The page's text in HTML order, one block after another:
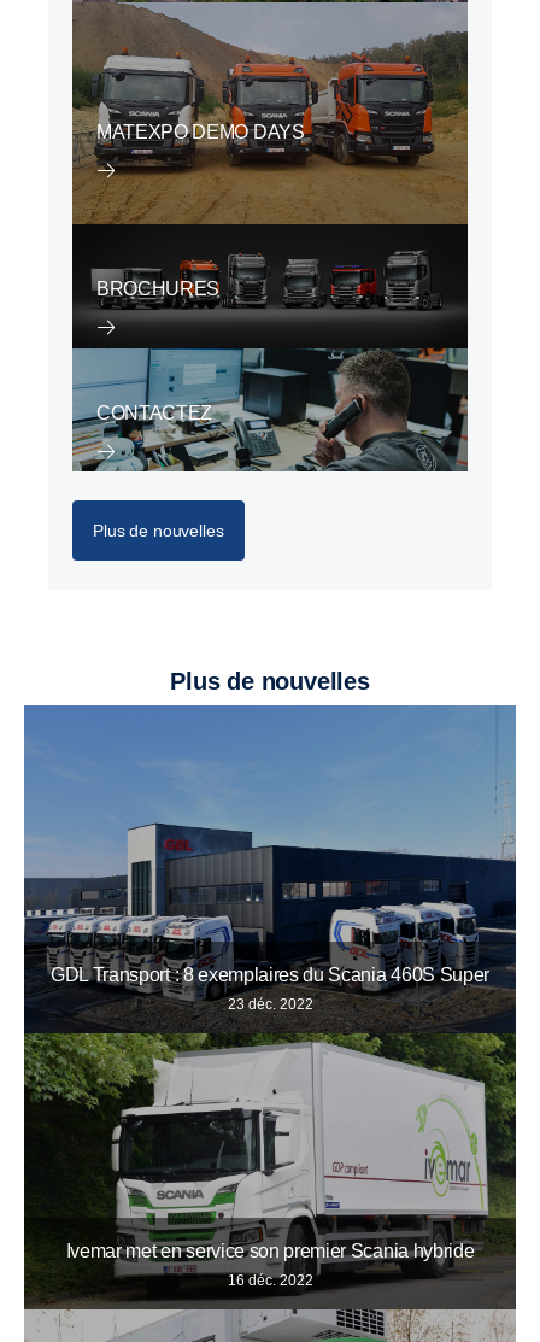
MATEXPO DEMO DAYS
BROCHURES
CONTACTEZ
Plus de nouvelles
Plus de nouvelles
GDL Transport : 8 exemplaires du Scania 460S Super
23 déc. 2022
Ivemar met en service son premier Scania hybride
16 déc. 2022